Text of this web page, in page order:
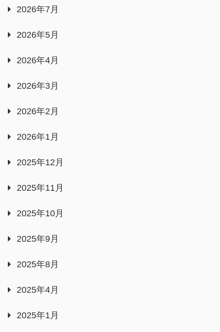
2026年7月
2026年5月
2026年4月
2026年3月
2026年2月
2026年1月
2025年12月
2025年11月
2025年10月
2025年9月
2025年8月
2025年4月
2025年1月